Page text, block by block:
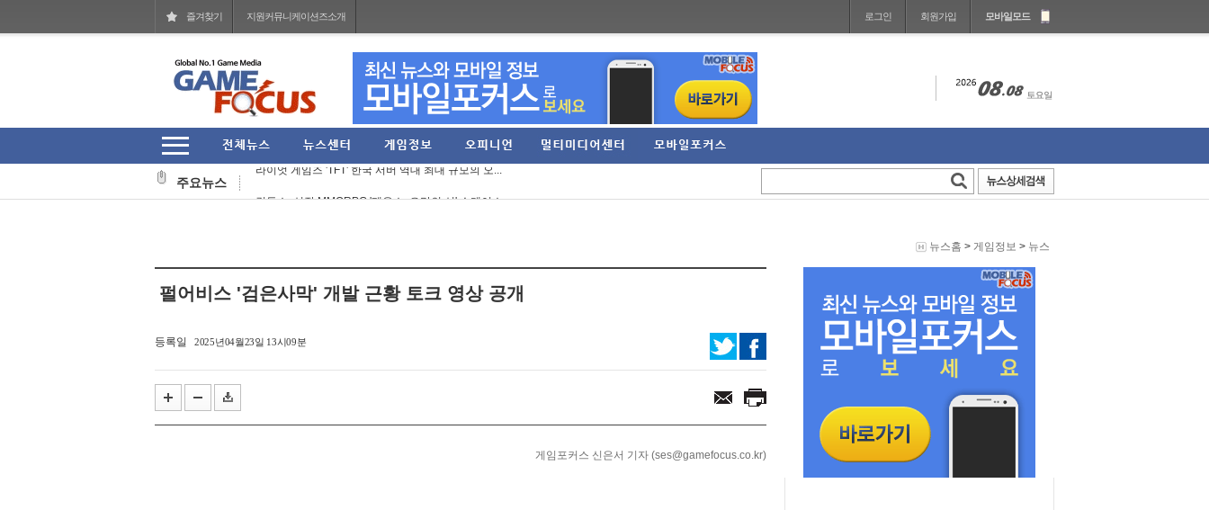
즐겨찾기 지원커뮤니케이션즈소개 로그인 회원가입 모바일모드
주요뉴스
라이엇 게임즈 개발진이 말하는 지난 7년간의 TFT... ...
라이엇 게임즈 'TFT' 한국 서버 역대 최대 규모의 오...
스마일게이트, '코믹월드 335 일산'에 '카오스 제로 ...
CLEK, 서스펜스 탈옥 RPG 'Back to the Dawn' 체험판 ...
뉴스홈 > 게임정보 > 뉴스
펄어비스 '검은사막' 개발 근황 토크 영상 공개
등록일 2025년04월23일 13시09분
게임포커스 신은서 기자 (ses@gamefocus.co.kr)